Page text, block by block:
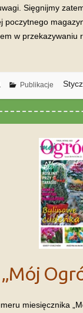
Sięgnijmy
poczytnego
w
Publikacje
miesięcznika